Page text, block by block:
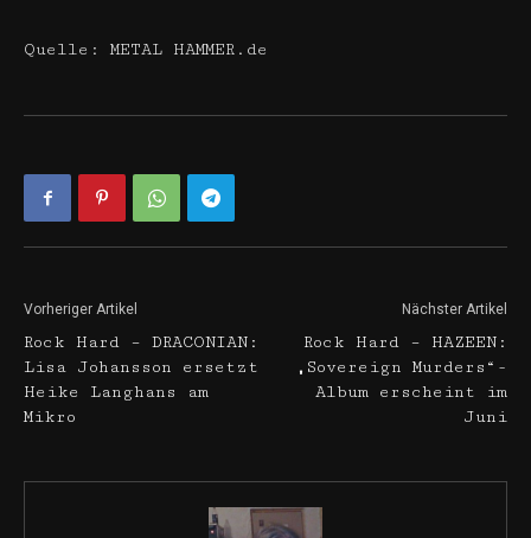
Quelle: METAL HAMMER.de
Vorheriger Artikel
Rock Hard – DRACONIAN:
Lisa Johansson ersetzt
Heike Langhans am
Mikro
Nächster Artikel
Rock Hard – HAZEEN:
„Sovereign Murders“-
Album erscheint im
Juni